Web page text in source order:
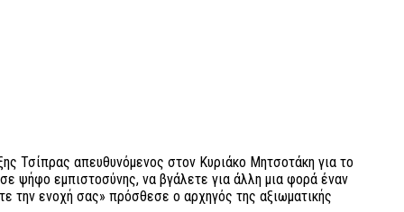
Τσίπρας απευθυνόμενος στον Κυριάκο Μητσοτάκη για το
ψήφο εμπιστοσύνης, να βγάλετε για άλλη μια φορά έναν
την ενοχή σας» πρόσθεσε ο αρχηγός της αξιωματικής